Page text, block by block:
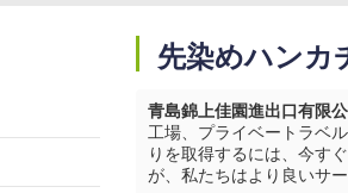
先染めハンカ
青島錦上佳園進出口有限
工場、プライベートラベル
りを取得するには、今す
が、私たちはより良いサ